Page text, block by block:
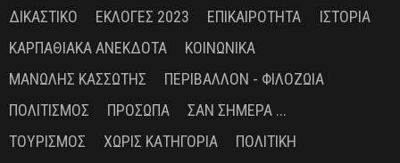
ΔΙΚΑΣΤΙΚΌ
ΕΚΛΟΓΈΣ 2023 ΕΠΙΚΑΙΡΌΤΗΤΑ
ΙΣΤΟΡΊΑ
ΚΑΡΠΑΘΙΑΚΆ ΑΝΈΚΔΟΤΑ
ΚΟΙΝΩΝΙΚΆ
ΜΑΝΏΛΗΣ ΚΑΣΣΏΤΗΣ
ΠΕΡΙΒΆΛΛΟΝ - ΦΙΛΟΖΩΊΑ
ΠΟΛΙΤΙΣΜΌΣ
ΠΡΌΣΩΠΑ
ΣΑΝ ΣΉΜΕΡΑ ...
ΤΟΥΡΙΣΜΌΣ
ΧΩΡΊΣ ΚΑΤΗΓΟΡΊΑ ΠΟΛΙΤΙΚΉ